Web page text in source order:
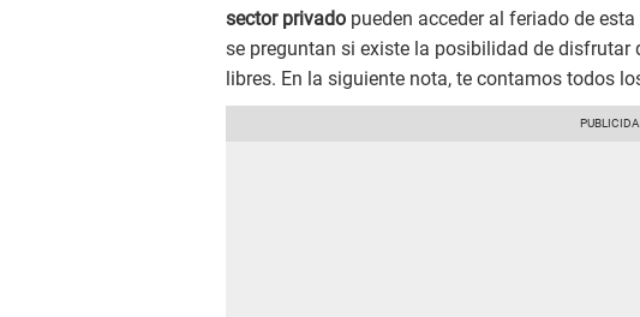
sector privado pueden acceder al feriado de
se preguntan si existe la posibilidad de disfrutar
libres. En la siguiente nota, te contamos todos